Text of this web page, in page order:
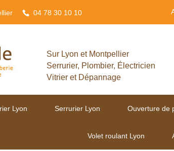
04 78 30 10 10
Sur Lyon et Montpellier
Serrurier, Plombier, Électricien
Vitrier et Dépannage
Lyon Serrurier Lyon Ouverture de
Volet roulant Lyon